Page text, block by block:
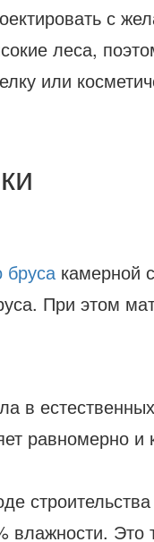
с
леса,
или
бруса камерной
При этом
в
равномерно
Это